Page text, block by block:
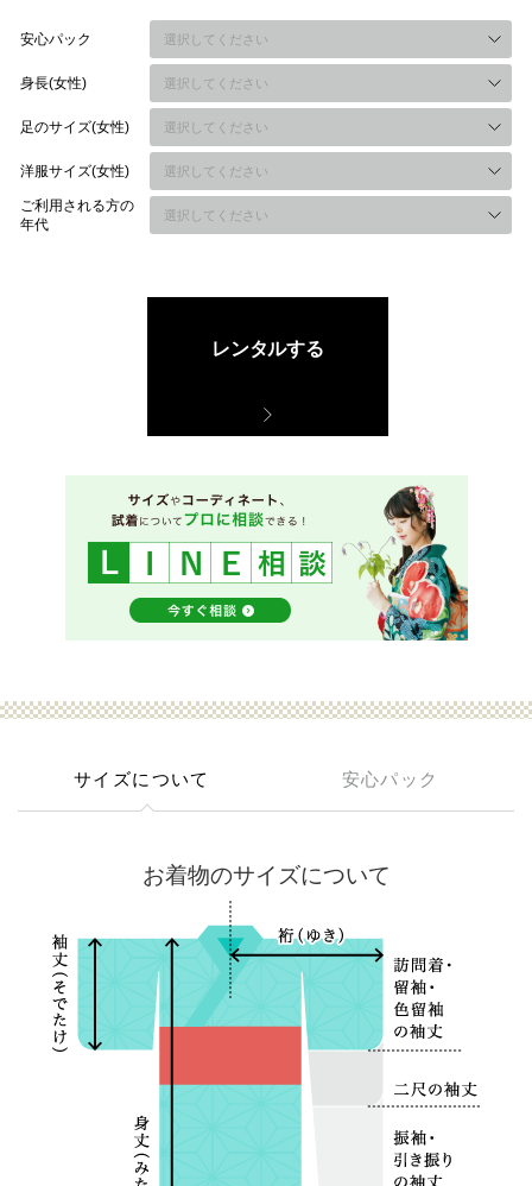
安心パック
身長(女性)
足のサイズ(女性)
洋服サイズ(女性)
ご利用される方の
年代
レンタルする
サイズについて 安心パック
お着物のサイズについて